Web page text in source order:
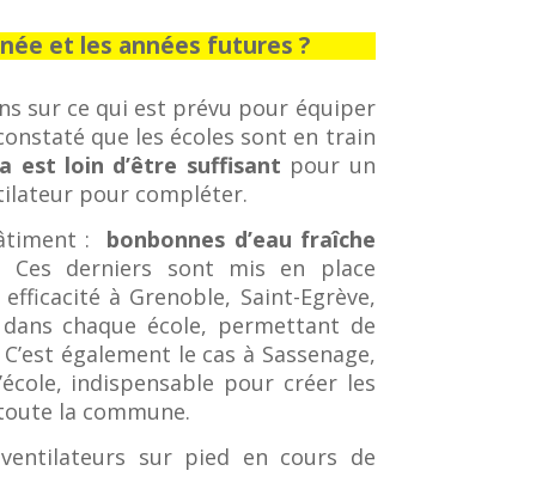
et les années futures ?
sur ce qui est prévu pour équiper
que les écoles sont en train
est loin d’être suffisant pour un
pour compléter.
: bonbonnes d’eau fraîche
Ces derniers sont mis en place
à Grenoble, Saint-Egrève,
chaque école, permettant de
également le cas à Sassenage,
indispensable pour créer les
la commune.
sur pied en cours de